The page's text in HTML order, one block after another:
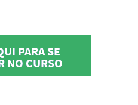
PARA SE
NO CURSO